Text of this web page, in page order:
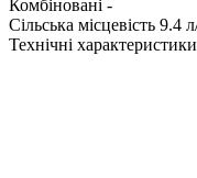
Комбіновані -
Сільська місцевість 9.4
Технічні